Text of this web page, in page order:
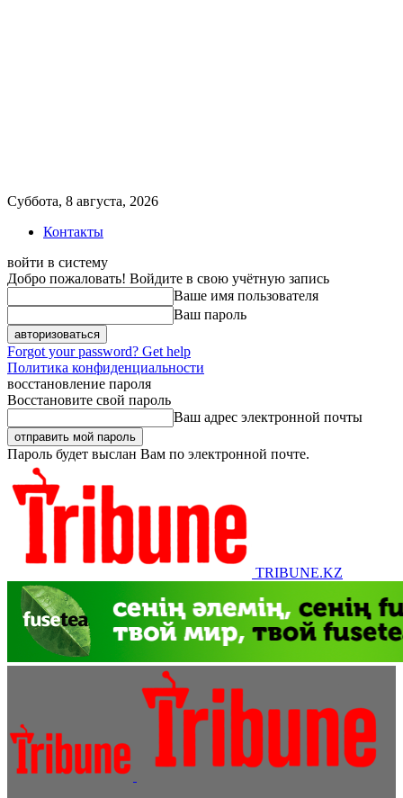
Суббота, 8 августа, 2026
Контакты
войти в систему
Добро пожаловать! Войдите в свою учётную запись
Ваше имя пользователя
Ваш пароль
Forgot your password? Get help
Политика конфиденциальности
восстановление пароля
Восстановите свой пароль
Ваш адрес электронной почты
Пароль будет выслан Вам по электронной почте.
TRIBUNE.KZ